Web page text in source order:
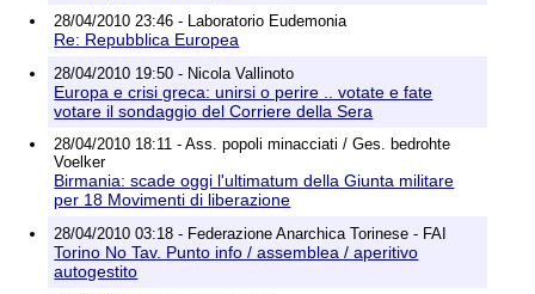
Richieste di rimozione
28/04/2010 23:46 - Laboratorio Eudemonia
Re: Repubblica Europea
28/04/2010 19:50 - Nicola Vallinoto
Europa e crisi greca: unirsi o perire .. votate e fate
votare il sondaggio del Corriere della Sera
28/04/2010 18:11 - Ass. popoli minacciati / Ges. bedrohte
Voelker
Birmania: scade oggi l'ultimatum della Giunta militare
per 18 Movimenti di liberazione
28/04/2010 03:18 - Federazione Anarchica Torinese - FAI
Torino No Tav. Punto info / assemblea / aperitivo
autogestito